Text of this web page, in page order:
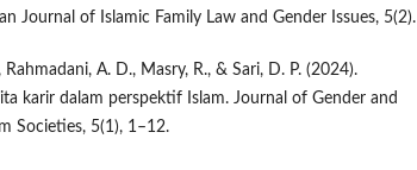
Journal of Islamic Family Law and Gender Issues, 5(2).
A. D., Masry, R., & Sari, D. P. (2024).
karir dalam perspektif Islam. Journal of Gender and
Societies, 5(1), 1–12.